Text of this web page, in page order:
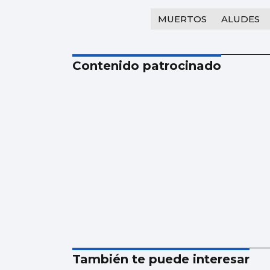
MUERTOS ALUDES
Contenido patrocinado
También te puede interesar